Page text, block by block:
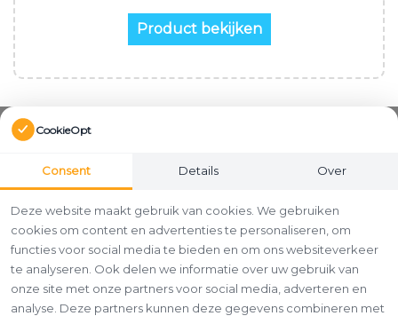
Product bekijken
CookieOpt
Consent Details Over
Deze website maakt gebruik van cookies. We gebruiken
cookies om content en advertenties te personaliseren, om
functies voor social media te bieden en om ons websiteverkeer
te analyseren. Ook delen we informatie over uw gebruik van
onze site met onze partners voor social media, adverteren en
analyse. Deze partners kunnen deze gegevens combineren met